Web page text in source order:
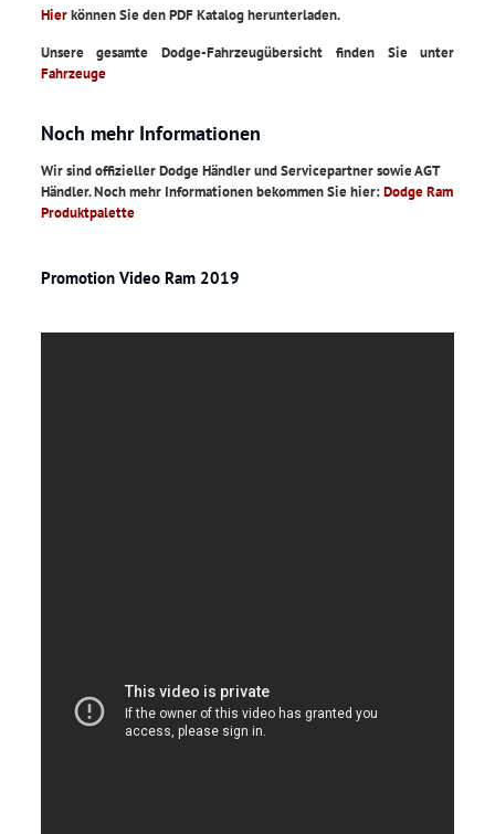
Hierkönnen Sie den PDF Katalog herunterladen.
Unsere gesamte Dodge-Fahrzeugübersicht finden Sie unter
Fahrzeuge
Noch mehr Informationen
Wir sind offizieller Dodge Händler und Servicepartner sowie AGT
Händler. Noch mehr Informationen bekommen Sie hier:Dodge Ram
Produktpalette
Promotion Video Ram 2019